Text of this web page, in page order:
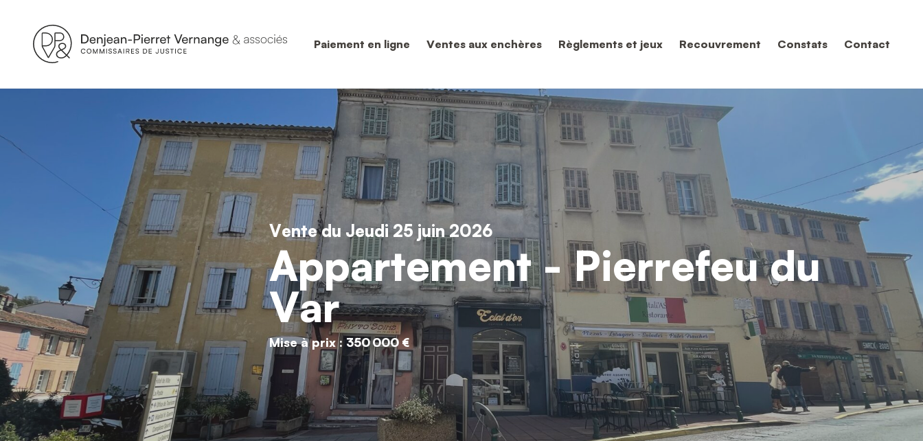
Paiement en ligne Ventes aux enchères Règlements et jeux Recouvrement Constats Contact
Vente du Jeudi 25 juin 2026
Appartement - Pierrefeu du
Var
Mise à prix : 350 000 €